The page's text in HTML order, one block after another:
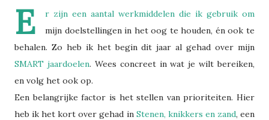
E
r zijn een aantal werkmiddelen die ik gebruik om
mijn doelstellingen in het oog te houden, én ook te
behalen. Zo heb ik het begin dit jaar al gehad over mijn
SMART jaardoelen. Wees concreet in wat je wilt bereiken,
en volg het ook op.
Een belangrijke factor is het stellen van prioriteiten. Hier
heb ik het kort over gehad in Stenen, knikkers en zand, een